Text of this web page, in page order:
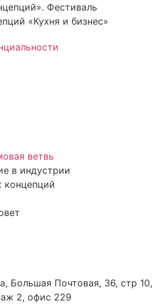
Фестиваль
«Кухня и бизнес»
ветвь
в индустрии
концепций
Большая Почтовая, 36, стр 10,
2, офис 229